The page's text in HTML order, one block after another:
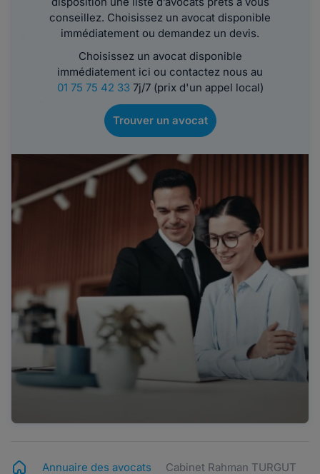
conseillez. Choisissez un avocat disponible
immédiatement ou demandez un devis.
Choisissez un avocat disponible
immédiatement ici ou contactez nous au
01 75 75 42 337j/7 (prix d'un appel local)
Trouver un avocat
Annuaire des avocats Cabinet Rahman TURGUT